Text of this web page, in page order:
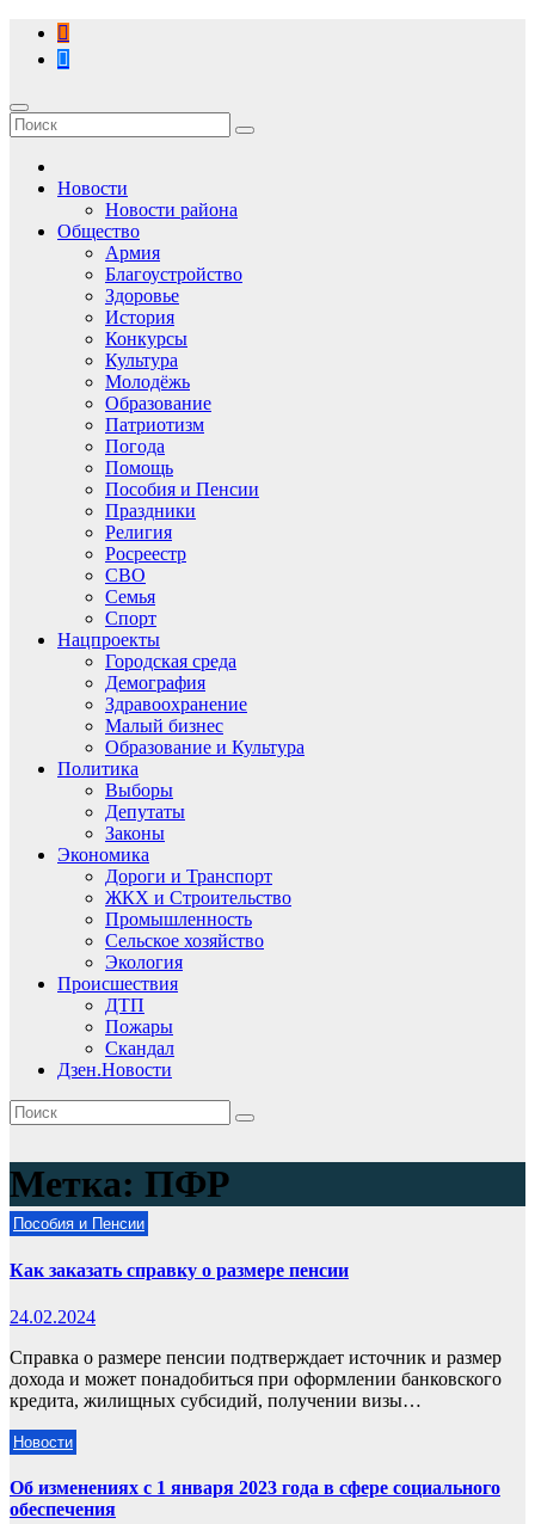
Перейти
содержимому
Новости
Новости района
Общество
Армия
Благоустройство
Здоровье
История
Конкурсы
Культура
Молодёжь
Образование
Патриотизм
Погода
Помощь
Пособия и Пенсии
Праздники
Религия
Росреестр
СВО
Семья
Спорт
Нацпроекты
Городская среда
Демография
Здравоохранение
Малый бизнес
Образование и Культура
Политика
Выборы
Депутаты
Законы
Экономика
Дороги и Транспорт
ЖКХ и Строительство
Промышленность
Сельское хозяйство
Экология
Происшествия
ДТП
Пожары
Скандал
Дзен.Новости
Метка: ПФР
Пособия и Пенсии
Как заказать справку о размере пенсии
24.02.2024
Справка о размере пенсии подтверждает источник и размер
дохода и может понадобиться при оформлении банковского
кредита, жилищных субсидий, получении визы…
Новости
Об изменениях с 1 января 2023 года в сфере социального
обеспечения